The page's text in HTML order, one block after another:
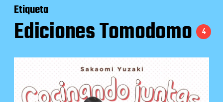
Etiqueta
Ediciones Tomodomo 4